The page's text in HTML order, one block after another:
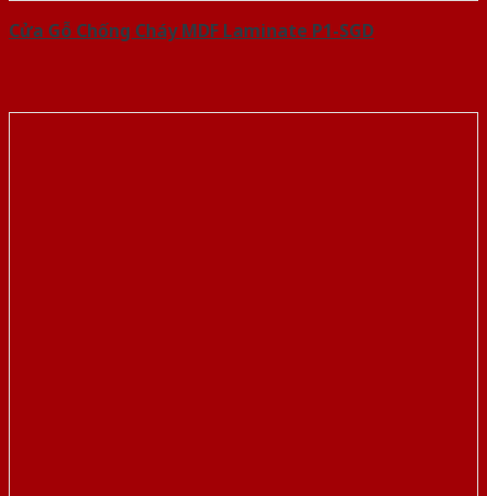
Cửa Gỗ Chống Cháy MDF Laminate P1-SGD